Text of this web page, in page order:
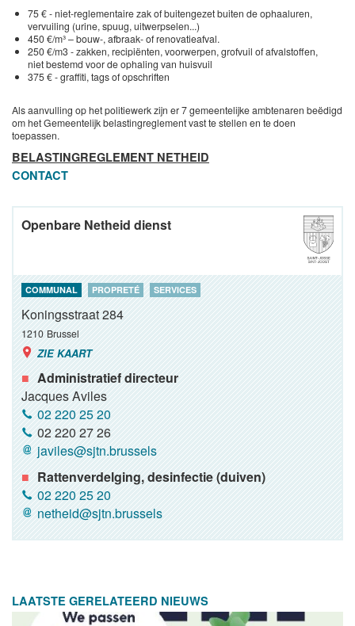
75 € - niet-reglementaire zak of buitengezet buiten de ophaaluren,
vervuiling (urine, spuug, uitwerpselen...)
450 €/m³ – bouw-, afbraak- of renovatieafval.
250 €/m3 - zakken, recipiënten, voorwerpen, grofvuil of afvalstoffen,
niet bestemd voor de ophaling van huisvuil
375 € - graffiti, tags of opschriften
Als aanvulling op het politiewerk zijn er 7 gemeentelijke ambtenaren beëdigd
om het Gemeentelijk belastingreglement vast te stellen en te doen
toepassen.
BELASTINGREGLEMENT NETHEID
CONTACT
Openbare Netheid dienst
COMMUNAL PROPRETÉ SERVICES
Koningsstraat 284
1210 Brussel
ZIE KAART
Administratief directeur
Jacques Aviles
02 220 25 20
02 220 27 26
javiles@sjtn.brussels
Rattenverdelging, desinfectie (duiven)
02 220 25 20
netheid@sjtn.brussels
LAATSTE GERELATEERD NIEUWS